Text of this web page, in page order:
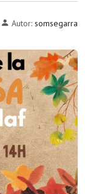
Autor: somsegarra